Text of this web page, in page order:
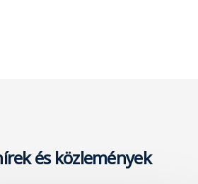
és közlemények